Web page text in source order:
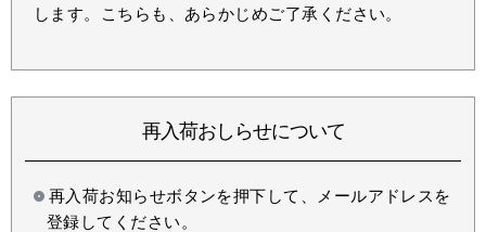
します。こちらも、あらかじめご了承ください。
再入荷おしらせについて
再入荷お知らせボタンを押下して、メールアドレスを
登録してください。